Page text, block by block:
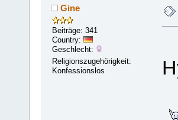
Gine
Beiträge: 341
Country:
Geschlecht:
Religionszugehörigkeit:
Konfessionslos